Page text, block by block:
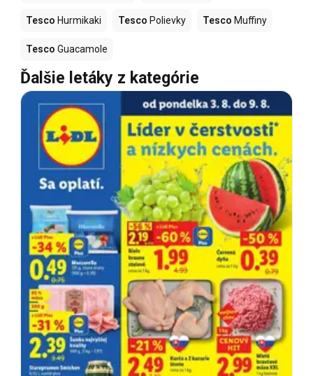
Tesco Hurmikaki Tesco Polievky Tesco Muffiny
Tesco Guacamole
Ďalšie letáky z kategórie